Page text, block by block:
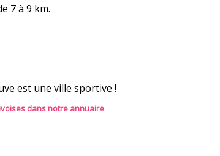
7 à 9 km.
est une ville sportive !
dans notre annuaire